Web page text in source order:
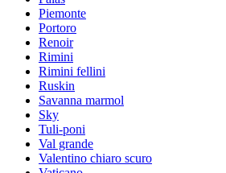
Piemonte
Portoro
Renoir
Rimini
Rimini fellini
Ruskin
Savanna marmol
Sky
Tuli-poni
Val grande
Valentino chiaro scuro